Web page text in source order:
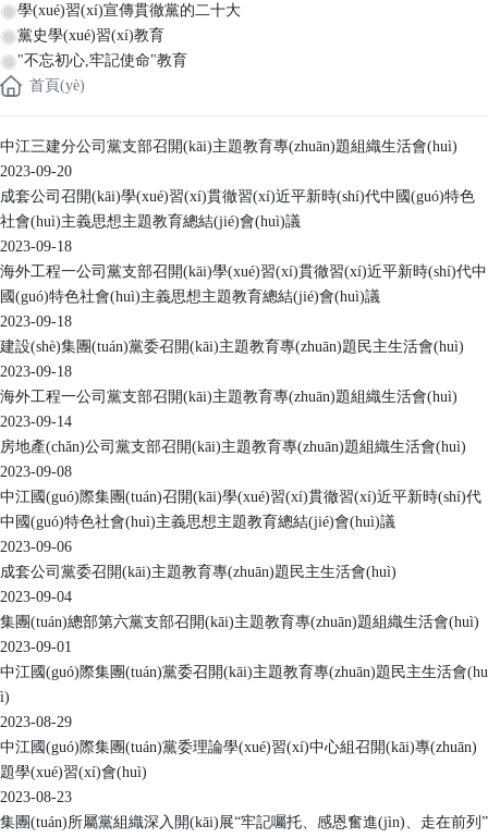
學(xué)習(xí)宣傳貫徹黨的二十大
黨史學(xué)習(xí)教育
"不忘初心,牢記使命"教育
首頁(yè)
中江三建分公司黨支部召開(kāi)主題教育專(zhuān)題組織生活會(huì)
2023-09-20
成套公司召開(kāi)學(xué)習(xí)貫徹習(xí)近平新時(shí)代中國(guó)特色
社會(huì)主義思想主題教育總結(jié)會(huì)議
2023-09-18
海外工程一公司黨支部召開(kāi)學(xué)習(xí)貫徹習(xí)近平新時(shí)代中
國(guó)特色社會(huì)主義思想主題教育總結(jié)會(huì)議
2023-09-18
建設(shè)集團(tuán)黨委召開(kāi)主題教育專(zhuān)題民主生活會(huì)
2023-09-18
海外工程一公司黨支部召開(kāi)主題教育專(zhuān)題組織生活會(huì)
2023-09-14
房地產(chǎn)公司黨支部召開(kāi)主題教育專(zhuān)題組織生活會(huì)
2023-09-08
中江國(guó)際集團(tuán)召開(kāi)學(xué)習(xí)貫徹習(xí)近平新時(shí)代
中國(guó)特色社會(huì)主義思想主題教育總結(jié)會(huì)議
2023-09-06
成套公司黨委召開(kāi)主題教育專(zhuān)題民主生活會(huì)
2023-09-04
集團(tuán)總部第六黨支部召開(kāi)主題教育專(zhuān)題組織生活會(huì)
2023-09-01
中江國(guó)際集團(tuán)黨委召開(kāi)主題教育專(zhuān)題民主生活會(hu
ì)
2023-08-29
中江國(guó)際集團(tuán)黨委理論學(xué)習(xí)中心組召開(kāi)專(zhuān)
題學(xué)習(xí)會(huì)
2023-08-23
集團(tuán)所屬黨組織深入開(kāi)展“牢記囑托、感恩奮進(jìn)、走在前列”